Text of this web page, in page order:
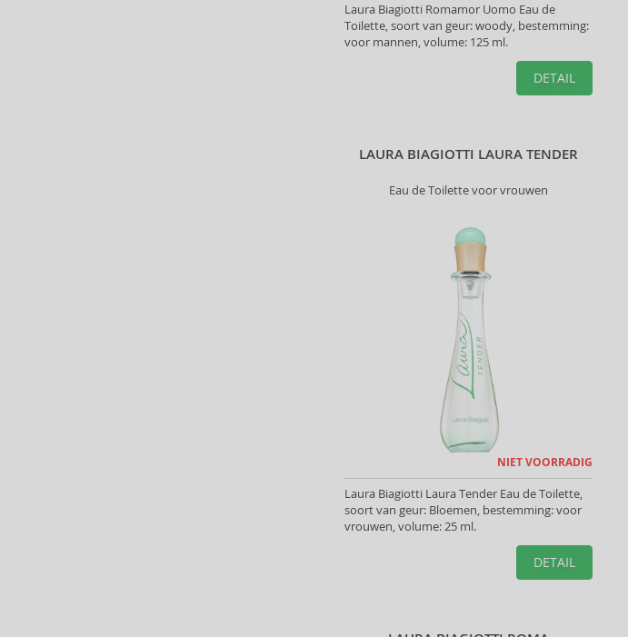
Laura Biagiotti Romamor Uomo Eau de
Toilette, soort van geur: woody, bestemming:
voor mannen, volume: 125 ml.
DETAIL
LAURA BIAGIOTTI LAURA TENDER
Eau de Toilette voor vrouwen
NIET VOORRADIG
Laura Biagiotti Laura Tender Eau de Toilette,
soort van geur: Bloemen, bestemming: voor
vrouwen, volume: 25 ml.
DETAIL